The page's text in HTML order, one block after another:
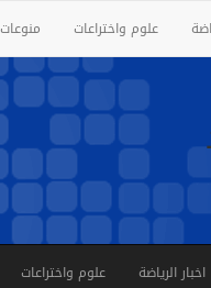
علوم واختراعات منوعات
اخبار الرياضة علوم واختراعات